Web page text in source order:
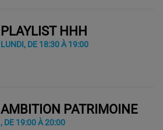
PLAYLIST HHH
LUNDI, DE 18:30 À 19:00
AMBITION PATRIMOINE
, DE 19:00 À 20:00